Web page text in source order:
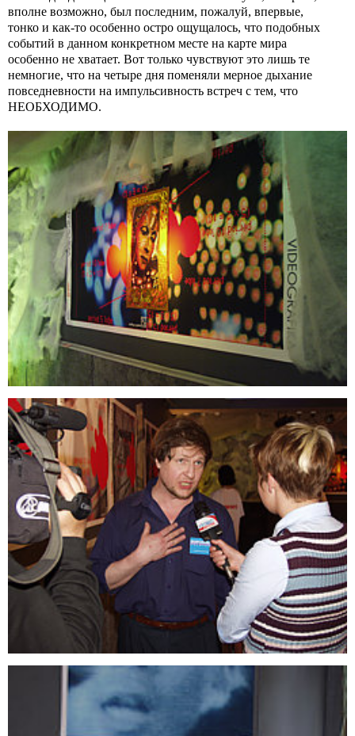
вполне возможно, был последним, пожалуй, впервые,
тонко и как-то особенно остро ощущалось, что подобных
событий в данном конкретном месте на карте мира
особенно не хватает. Вот только чувствуют это лишь те
немногие, что на четыре дня поменяли мерное дыхание
повседневности на импульсивность встреч с тем, что
НЕОБХОДИМО.